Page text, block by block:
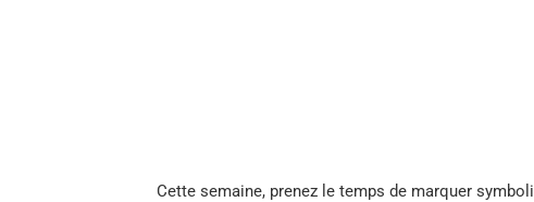
Cette semaine, prenez le temps de marquer